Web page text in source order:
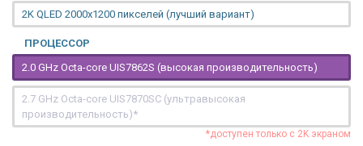
2K QLED 2000х1200 пикселей (лучший вариант)
ПРОЦЕССОР
2.0 GHz Octa-core UIS7862S (высокая производительность)
2.7 GHz Octa-core UIS7870SC (ультравысокая
производительность)*
*доступен только с 2K экраном